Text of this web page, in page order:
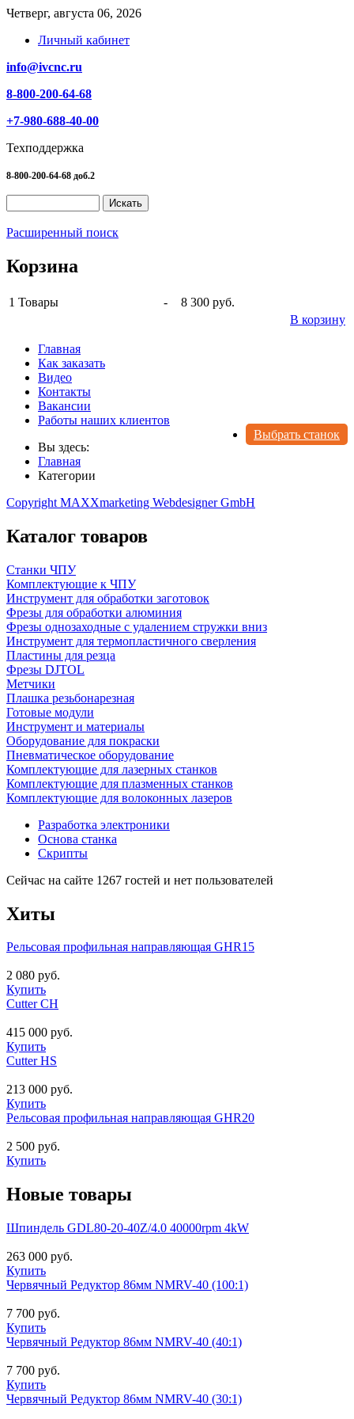
Четверг, августа 06, 2026
Личный кабинет
info@ivcnc.ru
8-800-200-64-68
+7-980-688-40-00
Техподдержка
8-800-200-64-68 доб.2
Расширенный поиск
Корзина
1 Товары -
8 300 руб.
В корзину
Главная
Как заказать
Видео
Контакты
Вакансии
Работы наших клиентов
Выбрать станок
Вы здесь:
Главная
Категории
Copyright MAXXmarketing Webdesigner GmbH
Каталог товаров
Станки ЧПУ
Комплектующие к ЧПУ
Инструмент для обработки заготовок
Фрезы для обработки алюминия
Фрезы однозаходные с удалением стружки вниз
Инструмент для термопластичного сверления
Пластины для резца
Фрезы DJTOL
Метчики
Плашка резьбонарезная
Готовые модули
Инструмент и материалы
Оборудование для покраски
Пневматическое оборудование
Комплектующие для лазерных станков
Комплектующие для плазменных станков
Комплектующие для волоконных лазеров
Разработка электроники
Основа станка
Скрипты
Сейчас на сайте 1267 гостей и нет пользователей
Хиты
Рельсовая профильная направляющая GHR15
2 080 руб.
Купить
Cutter CH
415 000 руб.
Купить
Cutter HS
213 000 руб.
Купить
Рельсовая профильная направляющая GHR20
2 500 руб.
Купить
Новые товары
Шпиндель GDL80-20-40Z/4.0 40000rpm 4kW
263 000 руб.
Купить
Червячный Редуктор 86мм NMRV-40 (100:1)
7 700 руб.
Купить
Червячный Редуктор 86мм NMRV-40 (40:1)
7 700 руб.
Купить
Червячный Редуктор 86мм NMRV-40 (30:1)